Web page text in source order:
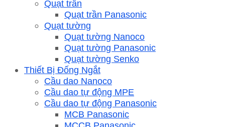
Quạt trần
Quạt trần Panasonic
Quạt tường
Quạt tường Nanoco
Quạt tường Panasonic
Quạt tường Senko
Thiết Bị Đống Ngắt
Cầu dao Nanoco
Cầu dao tự động MPE
Cầu dao tự động Panasonic
MCB Panasonic